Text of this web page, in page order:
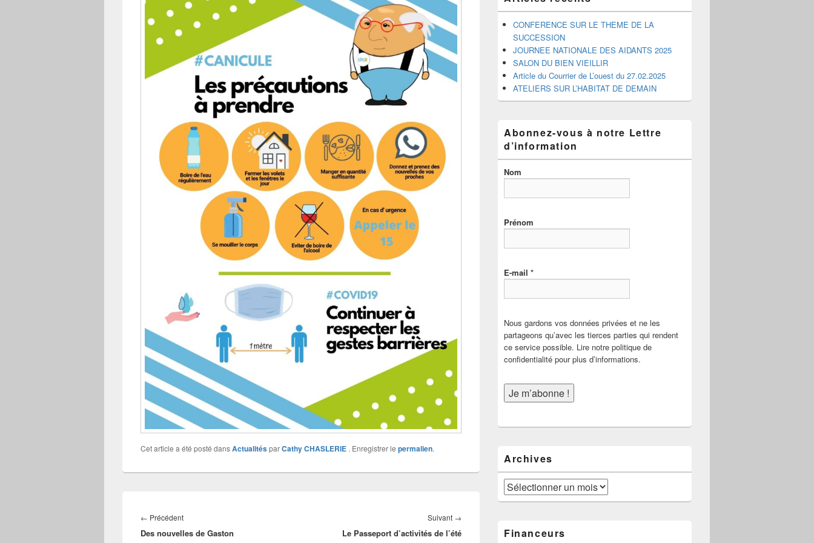
Cet article a été posté dansActualitésparCathy CHASLERIE . Enregistrer le permalien.
de
l’article
← PrécédentArticle
précédent :
Des nouvelles de Gaston
Suivant →
suivant :
Le Passeport d’activités de l’été
CONFERENCE SUR LE THEME DE LA
SUCCESSION
JOURNEE NATIONALE DES AIDANTS 2025
SALON DU BIEN VIEILLIR
Article du Courrier de L’ouest du 27.02.2025
ATELIERS SUR L’HABITAT DE DEMAIN
Abonnez-vous à notre Lettre
d’information
Nom
Prénom
E-mail *
Nous gardons vos données privées et ne les
partageons qu’avec les tierces parties qui rendent
ce service possible. Lire notre politique de
confidentialité pour plus d’informations.
Archives
Archives
Financeurs